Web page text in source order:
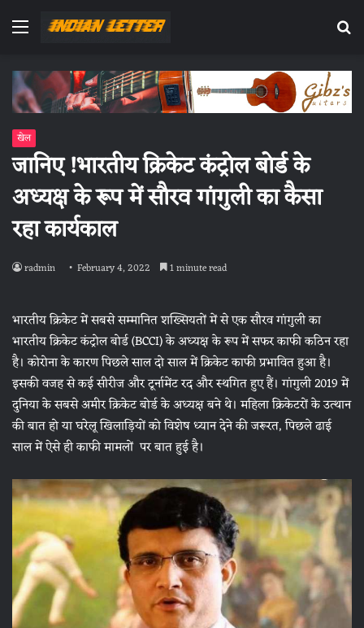
Menu
खेल
जानिए !भारतीय क्रिकेट कंट्रोल बोर्ड के
अध्यक्ष के रूप में सौरव गांगुली का कैसा
रहा कार्यकाल
radmin February 4, 2022 1 minute read
भारतीय क्रिकेट में सबसे सम्मानित शख्सियतों में से एक सौरव गांगुली का
भारतीय क्रिकेट कंट्रोल बोर्ड (BCCI) के अध्यक्ष के रूप में सफर काफी कठिन रहा
है। कोरोना के कारण पिछले साल दो साल में क्रिकेट काफी प्रभावित हुआ है।
इसकी वजह से कई सीरीज और टूर्नामेंट रद और स्थगित हुए हैं। गांगुली 2019 में
दुनिया के सबसे अमीर क्रिकेट बोर्ड के अध्यक्ष बने थे। महिला क्रिकेटरों के उत्थान
की बात हो या घरेलू खिलाड़ियों को विशेष ध्यान देने की जरूरत, पिछले ढाई
साल में ऐसे ही काफी मामलों पर बात हुई है।